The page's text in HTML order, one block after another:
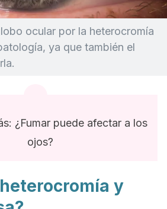
ocular por la heterocromía
ya que también el
¿Fumar puede afectar a los
ojos?
y